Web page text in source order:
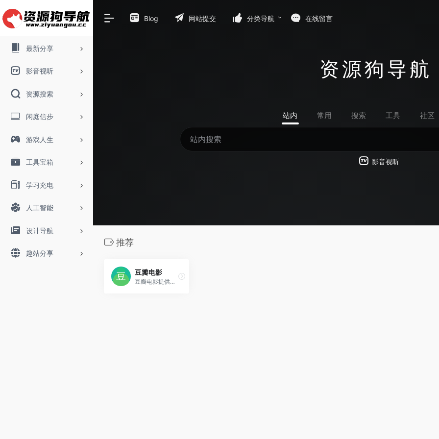
最新分享
影音视听
资源搜索
闲庭信步
游戏人生
工具宝箱
学习充电
人工智能
设计导航
趣站分享
Blog 网站提交 分类导航 在线留言
资源狗导航
站内 常用 搜索 工具 社区
影音视听
推荐
豆瓣电影
豆瓣电影提供最新的电影介绍及评论包括上映影片的影讯查询及购票服务。